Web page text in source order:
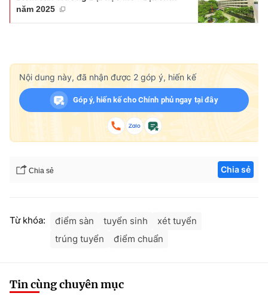
năm 2025
Nội dung này, đã nhận được 2 góp ý, hiến kế
Góp ý, hiến kế cho Chính phủ ngay tại đây
Chia sẻ Chia sẻ
Từ khóa: điểm sàn tuyển sinh
xét tuyển
trúng tuyển
điểm chuẩn
Tin cùng chuyên mục